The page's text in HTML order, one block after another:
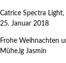
Catrice Spectra
25. Januar 2018
Frohe Weihnachten
Mühe.lg Jasmin